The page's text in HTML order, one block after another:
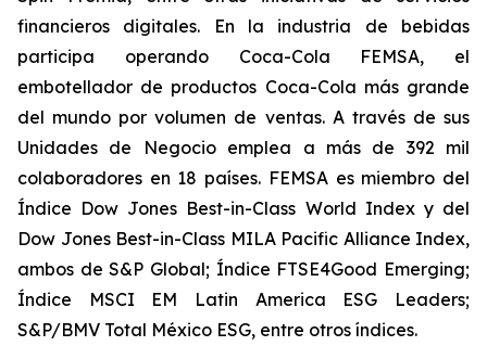
financieros digitales. En la industria de bebidas
participa operando Coca-Cola FEMSA, el
embotellador de productos Coca-Cola más grande
del mundo por volumen de ventas. A través de sus
Unidades de Negocio emplea a más de 392 mil
colaboradores en 18 países. FEMSA es miembro del
Índice Dow Jones Best-in-Class World Index y del
Dow Jones Best-in-Class MILA Pacific Alliance Index,
ambos de S&P Global; Índice FTSE4Good Emerging;
Índice MSCI EM Latin America ESG Leaders;
S&P/BMV Total México ESG, entre otros índices.